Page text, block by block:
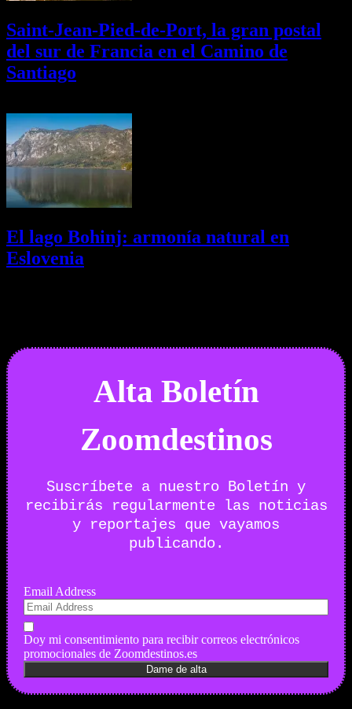
Saint-Jean-Pied-de-Port, la gran postal
del sur de Francia en el Camino de
Santiago
El lago Bohinj: armonía natural en
Eslovenia
Alta Boletín
Zoomdestinos
Suscríbete a nuestro Boletín y
recibirás regularmente las noticias
y reportajes que vayamos
publicando.
Email Address
Doy mi consentimiento para recibir correos electrónicos
promocionales de Zoomdestinos.es